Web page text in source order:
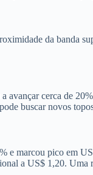
da banda
cerca de
buscar novos
e marcou pico em
a US$ 1,20. Uma